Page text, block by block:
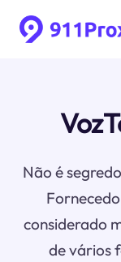
Não é
considerado
de vários